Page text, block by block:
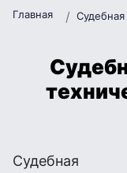
Главная Судебная
Судебная